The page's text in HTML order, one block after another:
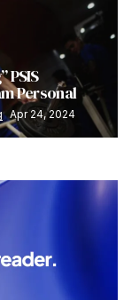
PSIS
Personal
Apr 24, 2024